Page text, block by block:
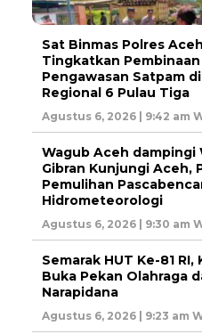
Sat Binmas Polres
Tingkatkan
Pengawasan Satpam di
Regional 6 Pulau Tiga
Agustus 6, 2026 | 9:42 am
Wagub Aceh dampingi
Gibran Kunjungi Aceh,
Pemulihan
Hidrometeorologi
Agustus 6, 2026 | 9:30 am
Semarak HUT Ke-81 RI,
Buka Pekan Olahraga
Narapidana
Agustus 6, 2026 | 9:23 am